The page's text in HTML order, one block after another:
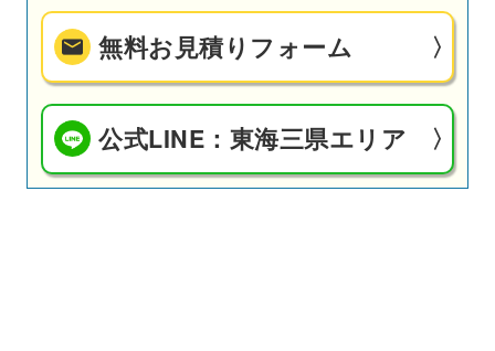
無料お見積りフォーム
公式LINE：東海三県エリア